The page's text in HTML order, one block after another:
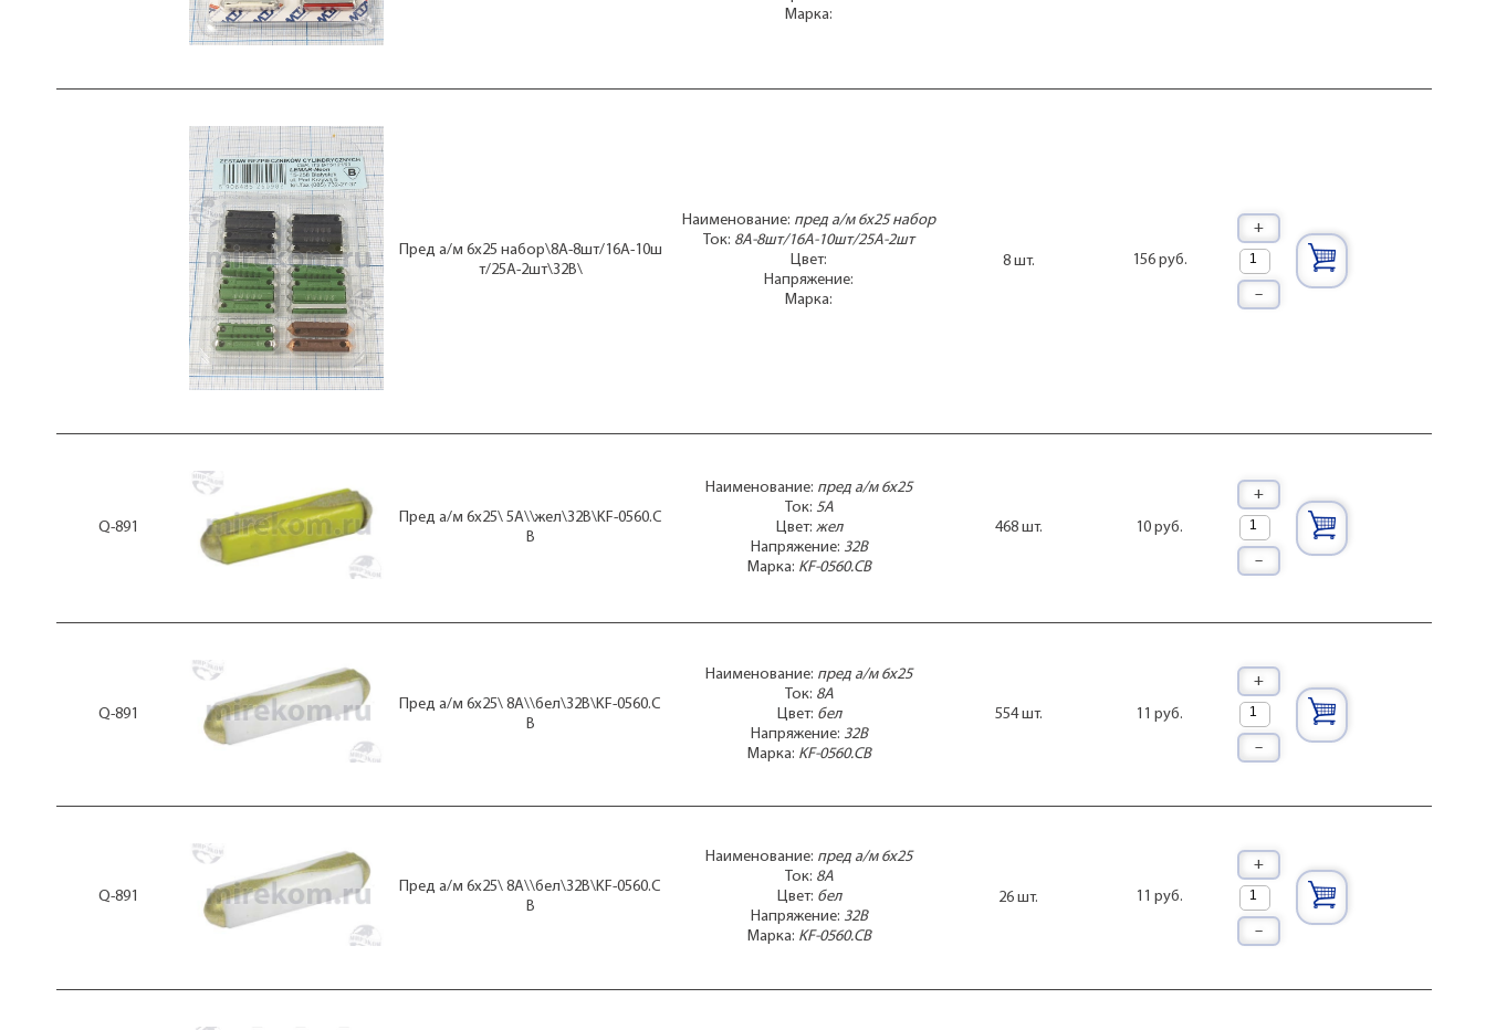
35,0А
35А
45А
4А
5,0А
500А
5А
5А/7,5/10x2/15x2
60А
7,5А
70А
80А
8А
8А-5шт/16А-5шт
Марка:
Пред а/м 6x25 набор\8А-8шт/16А-10ш
т/25А-2шт\32В\
Наименование: пред а/м 6x25 набор
Ток: 8А-8шт/16А-10шт/25А-2шт
Цвет:
Напряжение:
Марка:
8 шт. 156 руб.
+
–
Q-891
Пред а/м 6x25\ 5А\\жел\32В\KF-0560.C
B
Наименование: пред а/м 6x25
Ток: 5А
Цвет: жел
Напряжение: 32В
Марка: KF-0560.CB
468 шт. 10 руб.
+
–
Q-891
Пред а/м 6x25\ 8А\\бел\32В\KF-0560.C
B
Наименование: пред а/м 6x25
Ток: 8А
Цвет: бел
Напряжение: 32В
Марка: KF-0560.CB
554 шт. 11 руб.
+
–
Q-891
Пред а/м 6x25\ 8А\\бел\32В\KF-0560.C
B
Наименование: пред а/м 6x25
Ток: 8А
Цвет: бел
Напряжение: 32В
Марка: KF-0560.CB
26 шт. 11 руб.
+
–